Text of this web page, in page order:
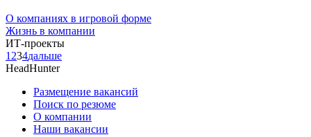
О компаниях в игровой форме
Жизнь в компании
ИТ-проекты
1 234дальше
HeadHunter
Размещение вакансий
Поиск по резюме
О компании
Наши вакансии